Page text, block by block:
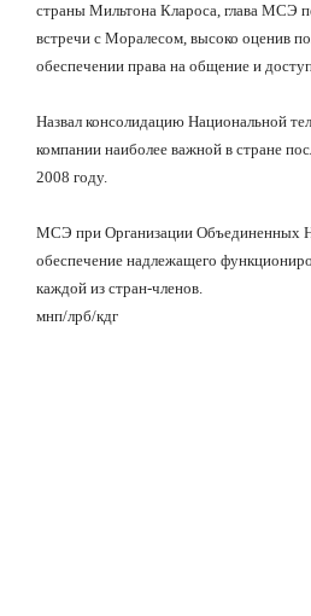
страны Мильтона Клароса, глава МСЭ
встречи с Моралесом, высоко оценив
обеспечении права на общение и
Назвал консолидацию Национальной
компании наиболее важной в стране
2008 году.
МСЭ при Организации Объединенных
обеспечение надлежащего
каждой из стран-членов.
мнп/лрб/кдг